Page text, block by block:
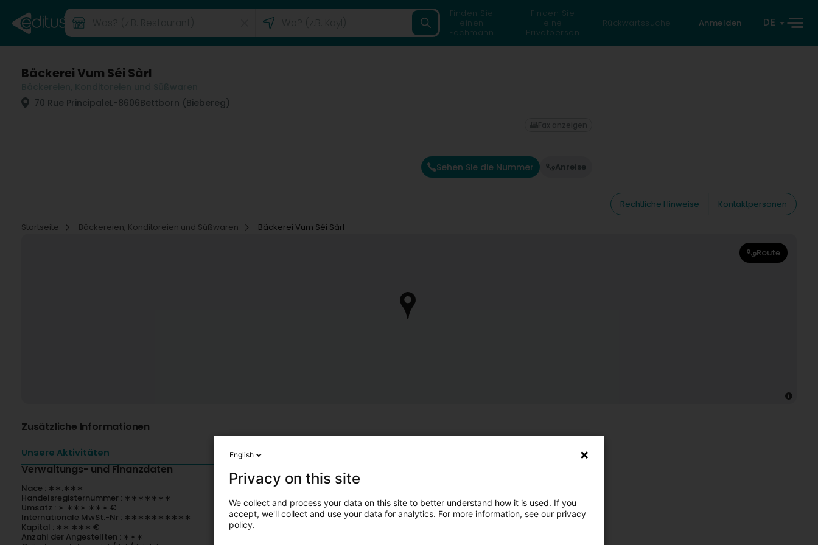
Finden Sie
einen
Fachmann
Finden Sie
eine
Privatperson
Rückwärtssuche Anmelden DE
Bäckerei Vum Séi Sàrl
70 Rue PrincipaleL-8606Bettborn (Biebereg)
Sehen Sie die Nummer Anreise
Fax anzeigen
Rechtliche Hinweise
Kontaktpersonen
Startseite
Bäckereien, Konditoreien und Süßwaren Bäckerei Vum Séi Sàrl
Route
Zusätzliche Informationen
Unsere Aktivitäten
Verwaltungs- und Finanzdaten
Nace : ∗∗.∗∗∗
Handelsregisternummer : ∗∗∗∗∗∗∗
Umsatz : ∗ ∗∗∗ ∗∗∗ €
Internationale MwSt.-Nr : ∗∗∗∗∗∗∗∗∗∗
Kapital : ∗∗ ∗∗∗ €
Anzahl der Angestellten : ∗∗∗
English
Privacy on this site
We collect and process your data on this site to better understand how it is used. If you
accept, we'll collect and use your data for analytics. For more information, see our privacy
policy.